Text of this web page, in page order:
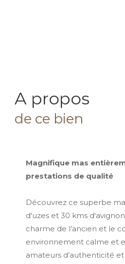
a propos
de ce bien
Magnifique mas
prestations de qualité
Découvrez ce superbe
d'uzes et 30 kms
charme de l’ancien et le
environnement calme et
amateurs d’authenticité